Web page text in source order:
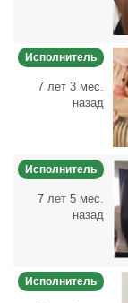
Исполнитель
7 лет 3 мес.
назад
Исполнитель
7 лет 5 мес.
назад
Исполнитель